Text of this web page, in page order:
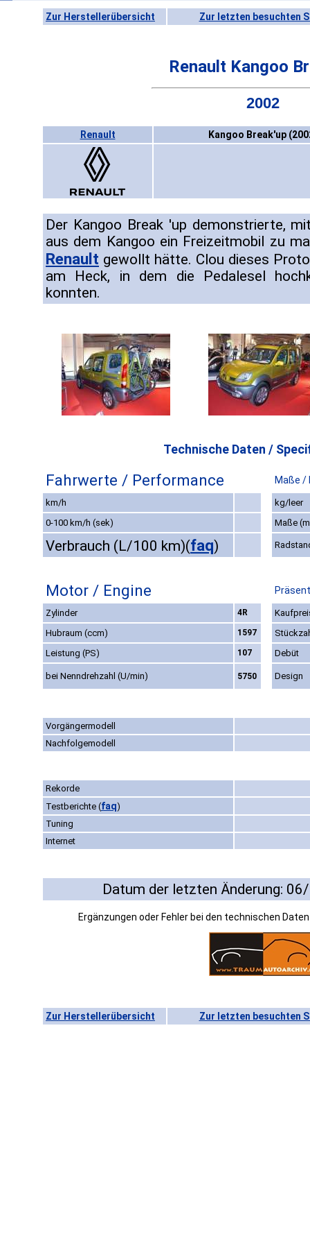
Zur Herstellerübersicht Zur letzten besuchten
Renault Kangoo
2002
Renault Kangoo Break'up
Der Kangoo Break 'up demonstrierte,
aus dem Kangoo ein Freizeitmobil zu
Renault gewollt hätte. Clou dieses
am Heck, in dem die Pedalesel
konnten.
Technische Daten /
Fahrwerte / Performance Maße /
km/h
kg/leer
0-100 km/h (sek)
Maße
Verbrauch (L/100 km)(faq)
Motor / Engine
Zylinder 4R
Hubraum (ccm)
1597
Leistung (PS)
107 Debüt
bei Nenndrehzahl (U/min) 5750 Design
Vorgängermodell
Nachfolgemodell
Rekorde
Testberichte (faq)
Tuning
Internet
Datum der letzten Änderung:
Ergänzungen oder Fehler bei den technischen
Zur Herstellerübersicht Zur letzten besuchten